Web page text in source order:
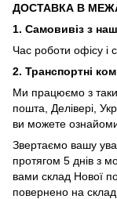
ДОСТАВКА В
1. Самовивіз з
Час роботи офісу і
2. Транспортні
Ми працюємо з
пошта, Делівері,
ви можете
Звертаємо вашу
протягом 5 днів з
вами склад Нової
повернено на